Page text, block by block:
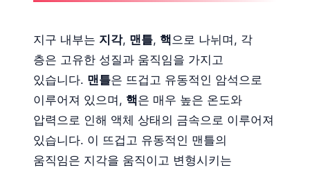
지구 내부는 지각, 맨틀, 핵으로 나뉘며, 각
층은 고유한 성질과 움직임을 가지고
있습니다. 맨틀은 뜨겁고 유동적인 암석으로
이루어져 있으며, 핵은 매우 높은 온도와
압력으로 인해 액체 상태의 금속으로 이루어져
있습니다. 이 뜨겁고 유동적인 맨틀의
움직임은 지각을 움직이고 변형시키는